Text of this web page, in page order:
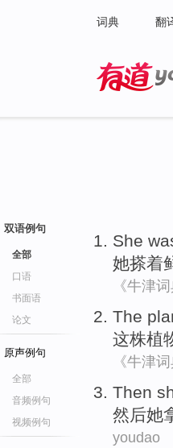
词典 翻
双语例句
全部
口语
书面语
论文
原声例句
全部
音频例句
视频例句
She
她搽着
《牛津词
The
这株植
《牛津词
Then
然后她
youdao